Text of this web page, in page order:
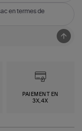
en termes de
PAIEMENT EN
3X,4X